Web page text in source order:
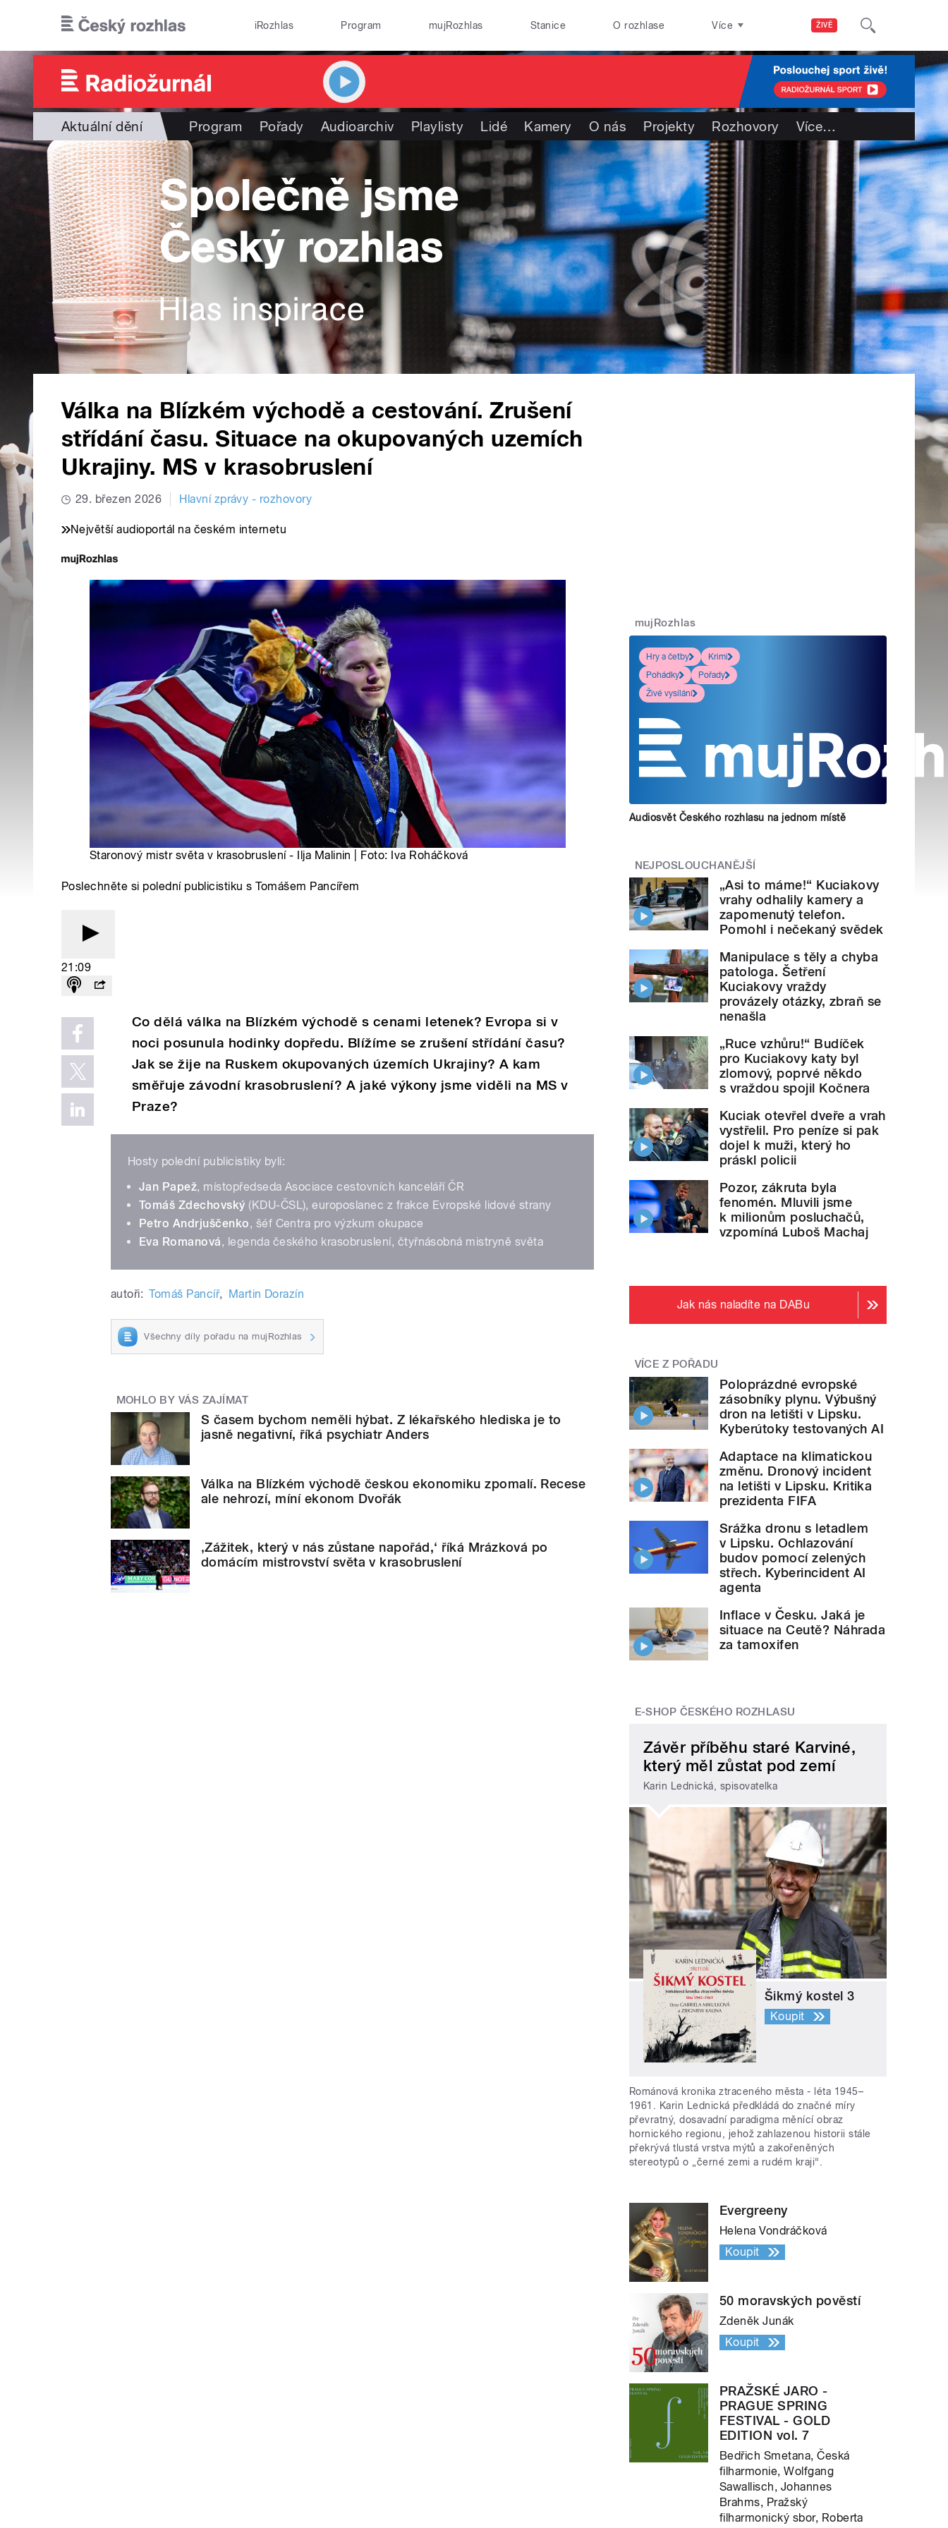
ŽIVĚ
iRozhlas Program mujRozhlas Stanice O rozhlase Více
Aktuální dění Program Pořady Audioarchiv Playlisty Lidé Kamery O nás Projekty Rozhovory Více…
Válka na Blízkém východě a cestování. Zrušení
střídání času. Situace na okupovaných uzemích
Ukrajiny. MS v krasobruslení
29. březen 2026 Hlavní zprávy - rozhovory
Největší audioportál na českém internetu
Staronový mistr světa v krasobruslení - Ilja Malinin | Foto: Iva Roháčková
Poslechněte si polední publicistiku s Tomášem Pancířem
21:09
Co dělá válka na Blízkém východě s cenami letenek? Evropa si v
noci posunula hodinky dopředu. Blížíme se zrušení střídání času?
Jak se žije na Ruskem okupovaných územích Ukrajiny? A kam
směřuje závodní krasobruslení? A jaké výkony jsme viděli na MS v
Praze?
Hosty polední publicistiky byli:
Jan Papež, místopředseda Asociace cestovních kanceláří ČR
Tomáš Zdechovský (KDU-ČSL), europoslanec z frakce Evropské lidové strany
Petro Andrjuščenko, šéf Centra pro výzkum okupace
Eva Romanová, legenda českého krasobruslení, čtyřnásobná mistryně světa
autoři: Tomáš Pancíř, Martin Dorazín
Všechny díly pořadu na mujRozhlas
MOHLO BY VÁS ZAJÍMAT
S časem bychom neměli hýbat. Z lékařského hlediska je to
jasně negativní, říká psychiatr Anders
Válka na Blízkém východě českou ekonomiku zpomalí. Recese
ale nehrozí, míní ekonom Dvořák
‚Zážitek, který v nás zůstane napořád,‘ říká Mrázková po
domácím mistrovství světa v krasobruslení
mujRozhlas
Hry a četby
Krimi
Pohádky
Pořady
Živé vysílání
Audiosvět Českého rozhlasu na jednom místě
NEJPOSLOUCHANĚJŠÍ
„Asi to máme!“ Kuciakovy
vrahy odhalily kamery a
zapomenutý telefon.
Pomohl i nečekaný svědek
Manipulace s těly a chyba
patologa. Šetření
Kuciakovy vraždy
provázely otázky, zbraň se
nenašla
„Ruce vzhůru!“ Budíček
pro Kuciakovy katy byl
zlomový, poprvé někdo
s vraždou spojil Kočnera
Kuciak otevřel dveře a vrah
vystřelil. Pro peníze si pak
dojel k muži, který ho
práskl policii
Pozor, zákruta byla
fenomén. Mluvili jsme
k milionům posluchačů,
vzpomíná Luboš Machaj
Jak nás naladíte na DABu
VÍCE Z POŘADU
Poloprázdné evropské
zásobníky plynu. Výbušný
dron na letišti v Lipsku.
Kyberútoky testovaných AI
Adaptace na klimatickou
změnu. Dronový incident
na letišti v Lipsku. Kritika
prezidenta FIFA
Srážka dronu s letadlem
v Lipsku. Ochlazování
budov pomocí zelených
střech. Kyberincident AI
agenta
Inflace v Česku. Jaká je
situace na Ceutě? Náhrada
za tamoxifen
E-SHOP ČESKÉHO ROZHLASU
Závěr příběhu staré Karviné,
který měl zůstat pod zemí
Karin Lednická, spisovatelka
Šikmý kostel 3
Koupit
Románová kronika ztraceného města - léta 1945–
1961. Karin Lednická předkládá do značné míry
převratný, dosavadní paradigma měnící obraz
hornického regionu, jehož zahlazenou historii stále
překrývá tlustá vrstva mýtů a zakořeněných
stereotypů o „černé zemi a rudém kraji“.
Evergreeny
Helena Vondráčková
Koupit
50 moravských pověstí
Zdeněk Junák
Koupit
PRAŽSKÉ JARO -
PRAGUE SPRING
FESTIVAL - GOLD
EDITION vol. 7
Bedřich Smetana, Česká
filharmonie, Wolfgang
Sawallisch, Johannes
Brahms, Pražský
filharmonický sbor, Roberta